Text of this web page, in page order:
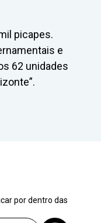
picapes.
e
62 unidades
por dentro das